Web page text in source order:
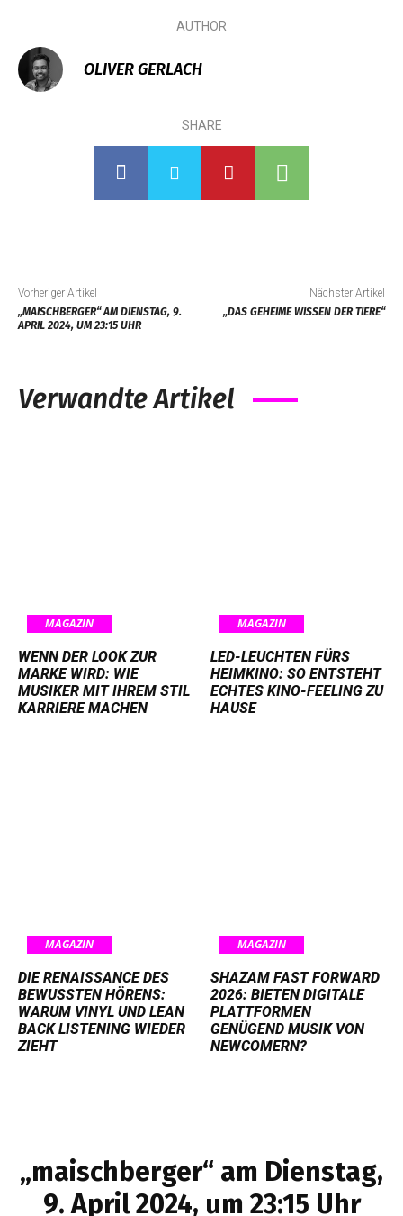
AUTHOR
OLIVER GERLACH
SHARE
Vorheriger Artikel
„MAISCHBERGER“ AM DIENSTAG, 9.
APRIL 2024, UM 23:15 UHR
Nächster Artikel
„DAS GEHEIME WISSEN DER TIERE“
Verwandte Artikel
MAGAZIN
WENN DER LOOK ZUR
MARKE WIRD: WIE
MUSIKER MIT IHREM STIL
KARRIERE MACHEN
MAGAZIN
LED-LEUCHTEN FÜRS
HEIMKINO: SO ENTSTEHT
ECHTES KINO-FEELING ZU
HAUSE
MAGAZIN
DIE RENAISSANCE DES
BEWUSSTEN HÖRENS:
WARUM VINYL UND LEAN
BACK LISTENING WIEDER
ZIEHT
MAGAZIN
SHAZAM FAST FORWARD
2026: BIETEN DIGITALE
PLATTFORMEN
GENÜGEND MUSIK VON
NEWCOMERN?